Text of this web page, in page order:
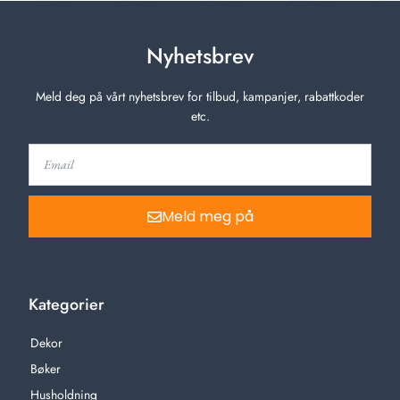
Nyhetsbrev
Meld deg på vårt nyhetsbrev for tilbud, kampanjer, rabattkoder
etc.
Meld meg på
Kategorier
Dekor
Bøker
Husholdning